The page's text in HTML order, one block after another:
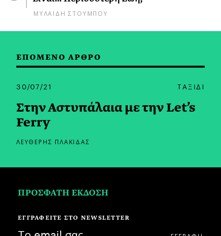
ΜΥΛΑΙΔΗ ΣΤΟΥΜΠΟΥ
ΕΠΟΜΕΝΟ ΑΡΘΡΟ
30/07/21 ΤΑΞΙΔΙ
Στην Αστυπάλαια με την Let’s
Ferry
ΛΕΥΘΕΡΗΣ ΠΛΑΚΙΔΑΣ
ΠΡΟΣΦΑΤΗ ΕΚΔΟΣΗ
ΕΓΓΡΑΦΕΙΤΕ ΣΤΟ NEWSLETTER